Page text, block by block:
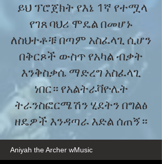
ይህ ፕሮጀክት የእኔ 1ኛ የተሟላ
የገጸ ባህሪ ሞዴል በመሆኑ
ለስህተቶቹ በጣም አስፈላጊ ሲሆን
በቅርጾች ውስጥ የአካል ብቃት
እንቅስቃሴ ማድረግ አስፈላጊ
ነበር። የአልትራቫዮሌት
ትራንስፎርሜሽን ሂደትን በግልፅ
ዘዴዎች እንዳጣራ እድል ሰጠኝ።
Aniyah the Archer wMusic